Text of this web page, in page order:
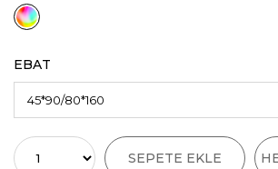
EBAT